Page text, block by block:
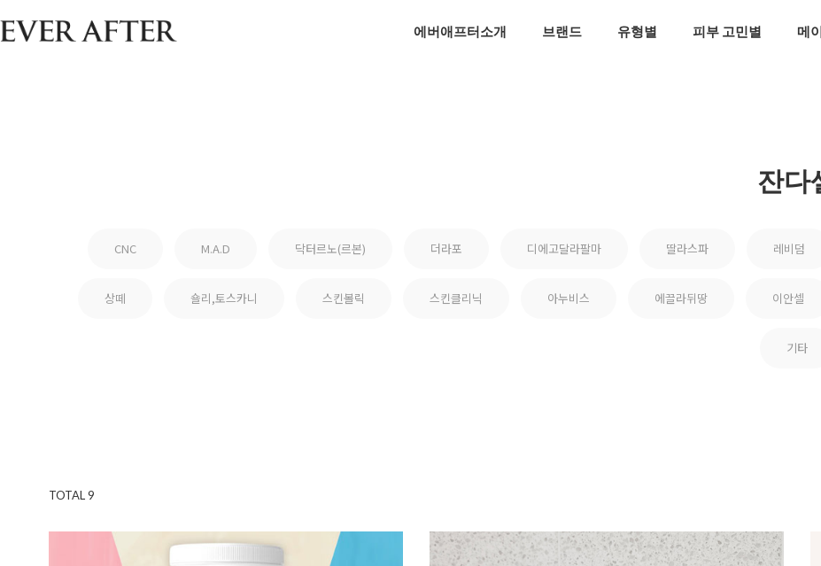
에버애프터소개 브랜드 유형별 피부 고민별 메
잔다
CNC M.A.D 닥터르노(르본) 더라포 디에고달라팔마 딸라스파 레비덤
상떼 숄리,토스카니 스킨볼릭 스킨클리닉 아누비스 에끌라뒤땅 이안셀
기타
TOTAL 9